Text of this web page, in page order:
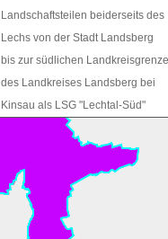
Landschaftsteilen beiderseits des
Lechs von der Stadt Landsberg
bis zur südlichen Landkreisgrenze
des Landkreises Landsberg bei
Kinsau als LSG "Lechtal-Süd"